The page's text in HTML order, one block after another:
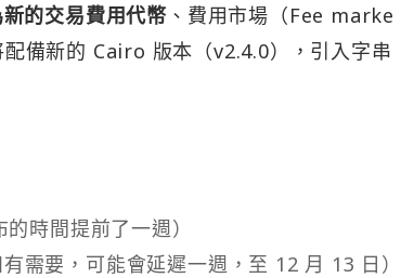
的交易費用代幣 、費用市場（Fee marke
備新的 Cairo 版本（v2.4.0），引入字串
時間提前了一週）
需要，可能會延遲一週，至 12 月 13 日）